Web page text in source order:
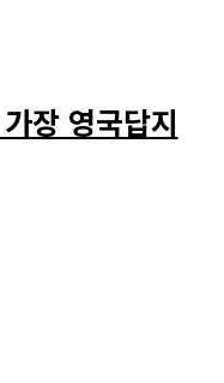
장 영국답지